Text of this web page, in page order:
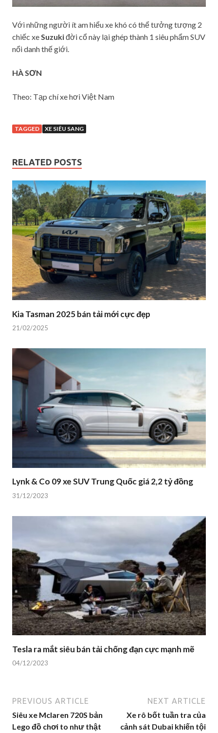
Với những người ít am hiểu xe khó có thể tưởng tượng 2
chiếc xeSuzukiđời cổ này lại ghép thành 1 siêu phẩm SUV
nổi danh thế giới.
HÀ SƠN
Theo: Tạp chí xe hơi Việt Nam
TAGGED XE SIÊU SANG
RELATED POSTS
Kia Tasman 2025 bán tải mới cực đẹp
21/02/2025
Lynk & Co 09 xe SUV Trung Quốc giá 2,2 tỷ đồng
31/12/2023
Tesla ra mắt siêu bán tải chống đạn cực mạnh mẽ
04/12/2023
PREVIOUS ARTICLE
Siêu xe Mclaren 720S bản
Lego đồ chơi to như thật
NEXT ARTICLE
Xe rô bốt tuần tra của
cảnh sát Dubai khiến tội